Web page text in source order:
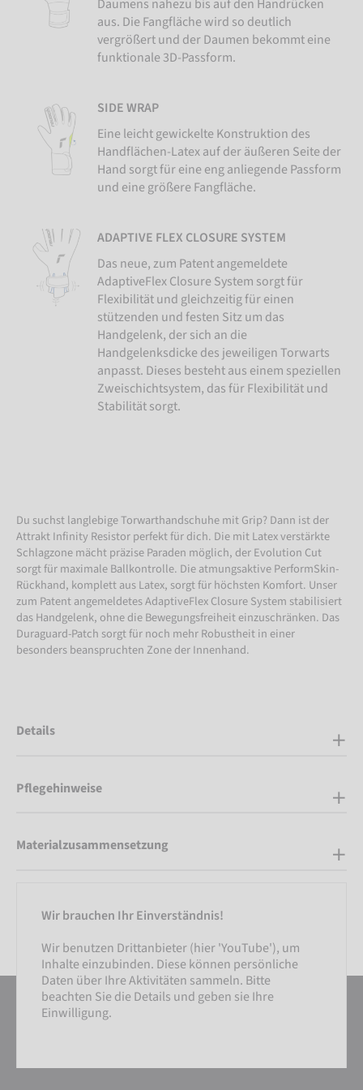
Daumens nahezu bis auf den Handrücken
aus. Die Fangfläche wird so deutlich
vergrößert und der Daumen bekommt eine
funktionale 3D-Passform.
SIDE WRAP
Eine leicht gewickelte Konstruktion des
Handflächen-Latex auf der äußeren Seite der
Hand sorgt für eine eng anliegende Passform
und eine größere Fangfläche.
ADAPTIVE FLEX CLOSURE SYSTEM
Das neue, zum Patent angemeldete
AdaptiveFlex Closure System sorgt für
Flexibilität und gleichzeitig für einen
stützenden und festen Sitz um das
Handgelenk, der sich an die
Handgelenksdicke des jeweiligen Torwarts
anpasst. Dieses besteht aus einem speziellen
Zweischichtsystem, das für Flexibilität und
Stabilität sorgt.
Du suchst langlebige Torwarthandschuhe mit Grip? Dann ist der
Attrakt Infinity Resistor perfekt für dich. Die mit Latex verstärkte
Schlagzone mächt präzise Paraden möglich, der Evolution Cut
sorgt für maximale Ballkontrolle. Die atmungsaktive PerformSkin-
Rückhand, komplett aus Latex, sorgt für höchsten Komfort. Unser
zum Patent angemeldetes AdaptiveFlex Closure System stabilisiert
das Handgelenk, ohne die Bewegungsfreiheit einzuschränken. Das
Duraguard-Patch sorgt für noch mehr Robustheit in einer
besonders beanspruchten Zone der Innenhand.
Details
Pflegehinweise
Materialzusammensetzung
Wir brauchen Ihr Einverständnis!
Wir benutzen Drittanbieter (hier 'YouTube'), um
Inhalte einzubinden. Diese können persönliche
Daten über Ihre Aktivitäten sammeln. Bitte
beachten Sie die Details und geben sie Ihre
Einwilligung.